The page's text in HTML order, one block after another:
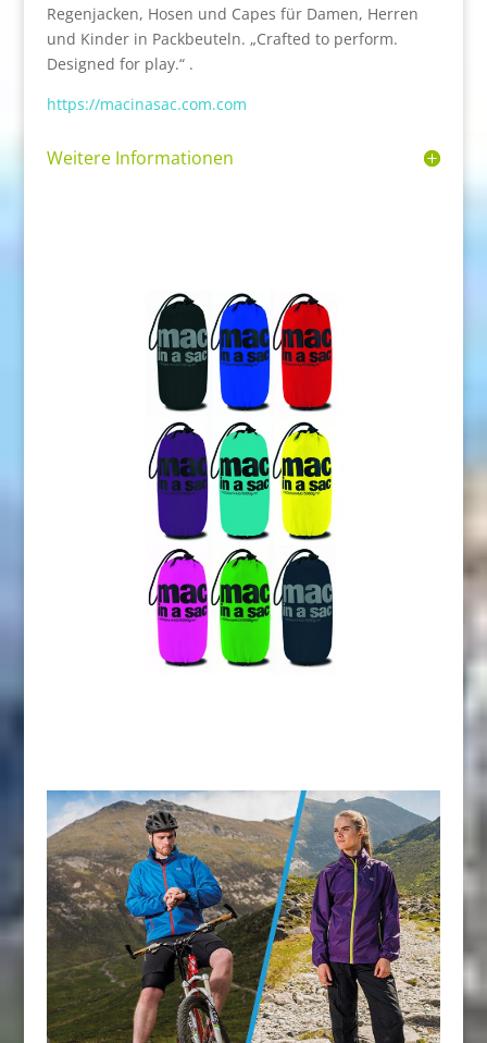
Regenjacken, Hosen und Capes für Damen, Herren
und Kinder in Packbeuteln. „Crafted to perform.
Designed for play.“ .
https://macinasac.com.com
Weitere Informationen